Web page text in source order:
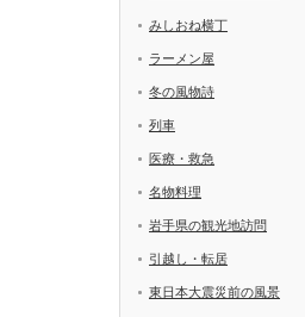
みしおね横丁
ラーメン屋
冬の風物詩
列車
医療・救急
名物料理
岩手県の観光地訪問
引越し・転居
東日本大震災前の風景